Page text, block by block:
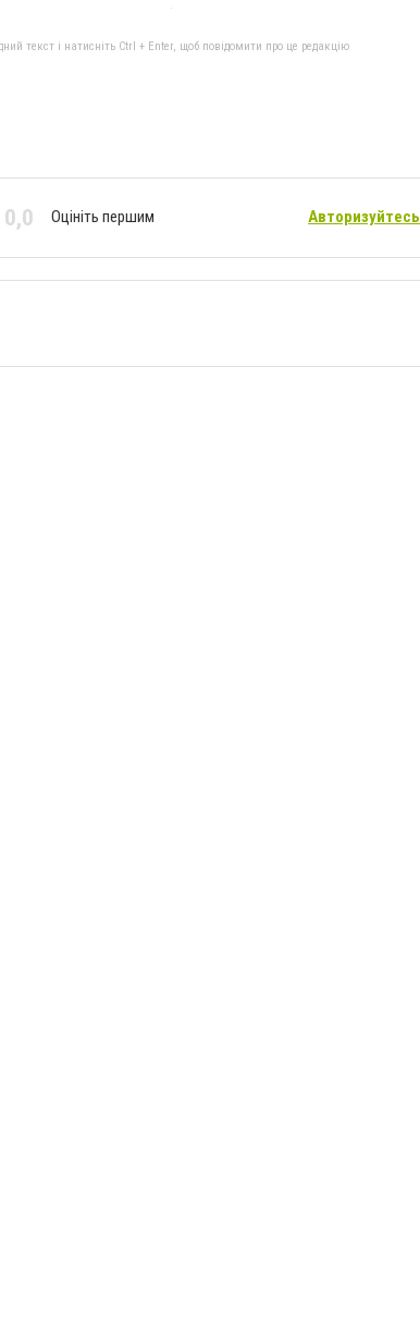
текст і натисніть Ctrl + Enter, щоб повідомити про це редакцію
0,0 Оцініть першим Авторизуйтесь